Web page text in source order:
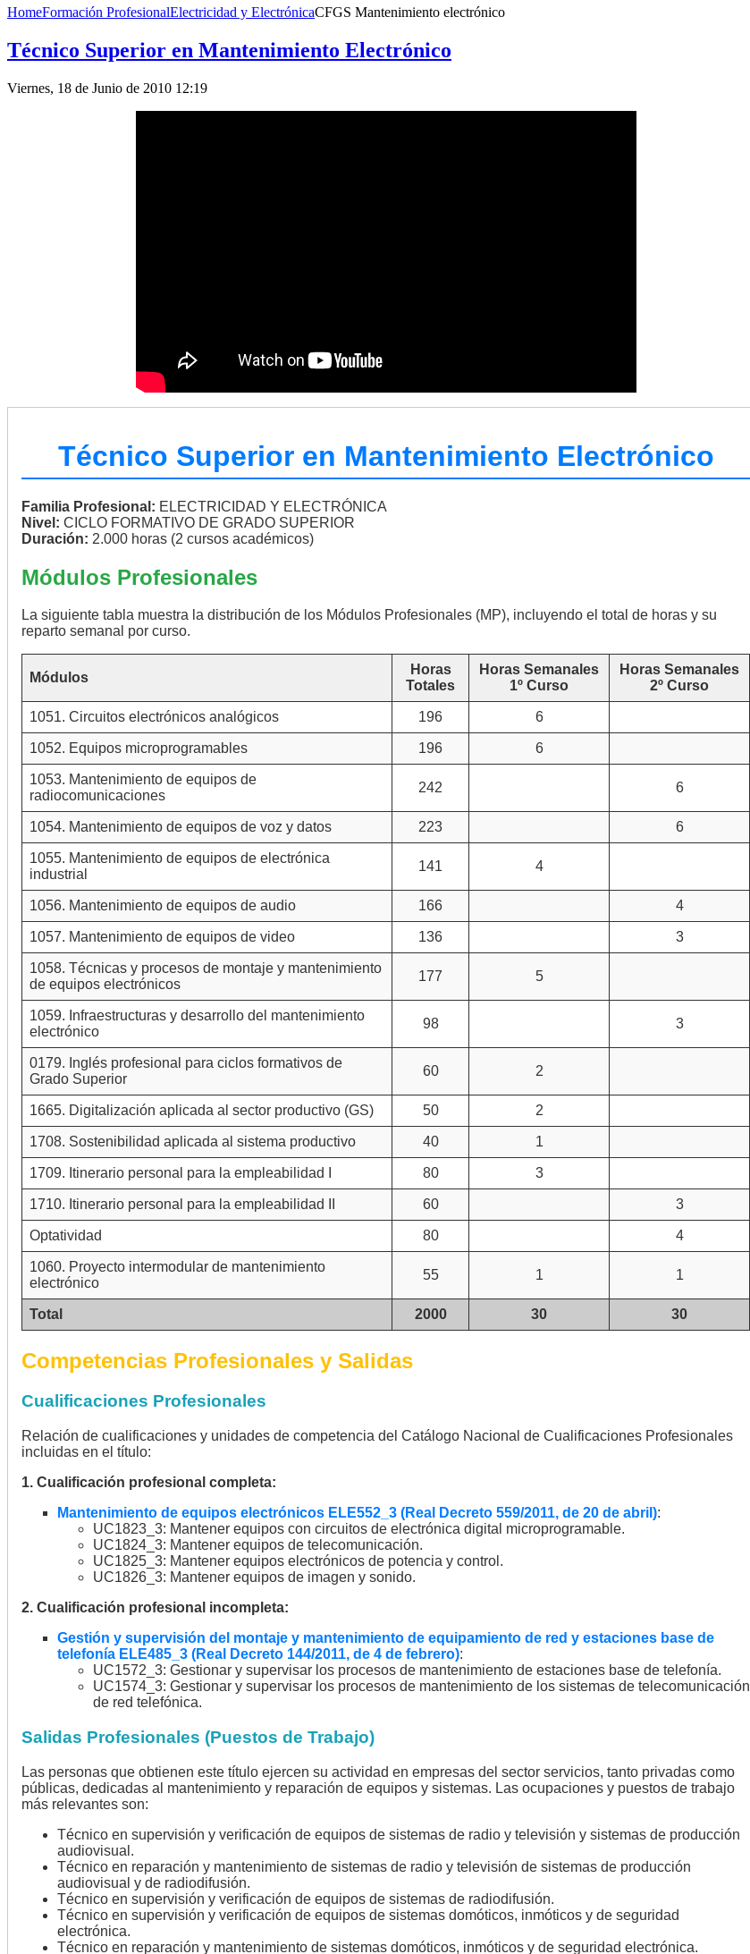
HomeFormación ProfesionalElectricidad y ElectrónicaCFGS Mantenimiento electrónico
Técnico Superior en Mantenimiento Electrónico
Viernes, 18 de Junio de 2010 12:19
Técnico Superior en Mantenimiento Electrónico
Familia Profesional: ELECTRICIDAD Y ELECTRÓNICA
Nivel: CICLO FORMATIVO DE GRADO SUPERIOR
Duración: 2.000 horas (2 cursos académicos)
Módulos Profesionales
La siguiente tabla muestra la distribución de los Módulos Profesionales (MP), incluyendo el total de horas y su
reparto semanal por curso.
Módulos
Horas
Totales
Horas Semanales
1º Curso
Horas Semanales
2º Curso
1051. Circuitos electrónicos analógicos 196 6
1052. Equipos microprogramables 196 6
1053. Mantenimiento de equipos de
radiocomunicaciones
242 6
1054. Mantenimiento de equipos de voz y datos 223 6
1055. Mantenimiento de equipos de electrónica
industrial
141 4
1056. Mantenimiento de equipos de audio 166 4
1057. Mantenimiento de equipos de video 136 3
1058. Técnicas y procesos de montaje y mantenimiento
de equipos electrónicos
177 5
1059. Infraestructuras y desarrollo del mantenimiento
electrónico
98 3
0179. Inglés profesional para ciclos formativos de
Grado Superior
60 2
1665. Digitalización aplicada al sector productivo (GS) 50 2
1708. Sostenibilidad aplicada al sistema productivo 40 1
1709. Itinerario personal para la empleabilidad I 80 3
1710. Itinerario personal para la empleabilidad II 60 3
Optatividad 80 4
1060. Proyecto intermodular de mantenimiento
electrónico
55 1 1
Total 2000 30 30
Competencias Profesionales y Salidas
Cualificaciones Profesionales
Relación de cualificaciones y unidades de competencia del Catálogo Nacional de Cualificaciones Profesionales
incluidas en el título:
1. Cualificación profesional completa:
Mantenimiento de equipos electrónicos ELE552_3 (Real Decreto 559/2011, de 20 de abril):
UC1823_3: Mantener equipos con circuitos de electrónica digital microprogramable.
UC1824_3: Mantener equipos de telecomunicación.
UC1825_3: Mantener equipos electrónicos de potencia y control.
UC1826_3: Mantener equipos de imagen y sonido.
2. Cualificación profesional incompleta:
Gestión y supervisión del montaje y mantenimiento de equipamiento de red y estaciones base de
telefonía ELE485_3 (Real Decreto 144/2011, de 4 de febrero):
UC1572_3: Gestionar y supervisar los procesos de mantenimiento de estaciones base de telefonía.
UC1574_3: Gestionar y supervisar los procesos de mantenimiento de los sistemas de telecomunicación
de red telefónica.
Salidas Profesionales (Puestos de Trabajo)
Las personas que obtienen este título ejercen su actividad en empresas del sector servicios, tanto privadas como
públicas, dedicadas al mantenimiento y reparación de equipos y sistemas. Las ocupaciones y puestos de trabajo
más relevantes son:
Técnico en supervisión y verificación de equipos de sistemas de radio y televisión y sistemas de producción
audiovisual.
Técnico en reparación y mantenimiento de sistemas de radio y televisión de sistemas de producción
audiovisual y de radiodifusión.
Técnico en supervisión y verificación de equipos de sistemas de radiodifusión.
Técnico en supervisión y verificación de equipos de sistemas domóticos, inmóticos y de seguridad
electrónica.
Técnico en reparación y mantenimiento de sistemas domóticos, inmóticos y de seguridad electrónica.